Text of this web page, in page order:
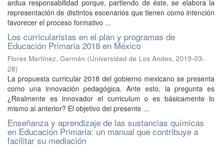
ardua responsabilidad porque, partiendo de éste, se elabora la
representación de distintos escenarios que tienen como intención
favorecer el proceso formativo ...
Los curricularistas en el plan y programas de
Educación Primaria 2018 en México
Flores Martínez, Germán (Universidad de Los Andes, 2019-03-
28)
La propuesta curricular 2018 del gobierno mexicano se presenta
como una innovación pedagógica. Ante esto, la pregunta es
¿Realmente es innovador el curriculum o es básicamente lo
mismo al anterior? El objetivo del presente ...
Enseñanza y aprendizaje de las sustancias químicas
en Educación Primaria: un manual que contribuye a
facilitar su mediación